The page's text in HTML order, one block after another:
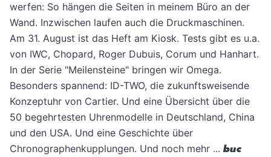
werfen: So hängen die Seiten in meinem Büro an der
Wand. Inzwischen laufen auch die Druckmaschinen.
Am 31. August ist das Heft am Kiosk. Tests gibt es u.a.
von IWC, Chopard, Roger Dubuis, Corum und Hanhart.
In der Serie "Meilensteine" bringen wir Omega.
Besonders spannend: ID-TWO, die zukunftsweisende
Konzeptuhr von Cartier. Und eine Übersicht über die
50 begehrtesten Uhrenmodelle in Deutschland, China
und den USA. Und eine Geschichte über
Chronographenkupplungen. Und noch mehr ... buc